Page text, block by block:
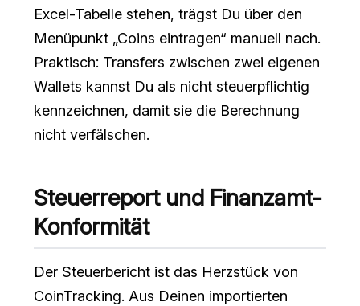
Excel-Tabelle stehen, trägst Du über den
Menüpunkt „Coins eintragen“ manuell nach.
Praktisch: Transfers zwischen zwei eigenen
Wallets kannst Du als nicht steuerpflichtig
kennzeichnen, damit sie die Berechnung
nicht verfälschen.
Steuerreport und Finanzamt-
Konformität
Der Steuerbericht ist das Herzstück von
CoinTracking. Aus Deinen importierten